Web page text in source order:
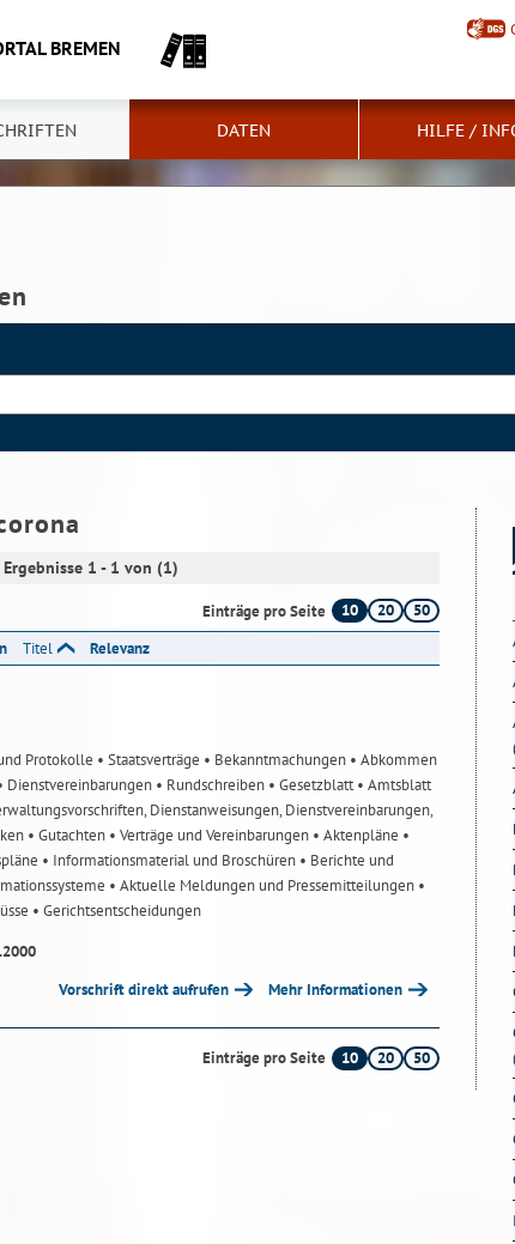
BREMEN
DATEN HILFE /
Ergebnisse 1 - 1 von (1)
Einträge pro Seite 10 20
50
Titel Relevanz
Protokolle • Staatsverträge • Bekanntmachungen • Abkommen
Dienstvereinbarungen • Rundschreiben • Gesetzblatt• Amtsblatt
Dienstanweisungen, Dienstvereinbarungen,
• Gutachten • Verträge und Vereinbarungen • Aktenpläne •
• Informationsmaterial und Broschüren • Berichte und
• Aktuelle Meldungen und Pressemitteilungen •
• Gerichtsentscheidungen
Vorschrift direkt aufrufen Mehr Informationen
Einträge pro Seite 10 20 50